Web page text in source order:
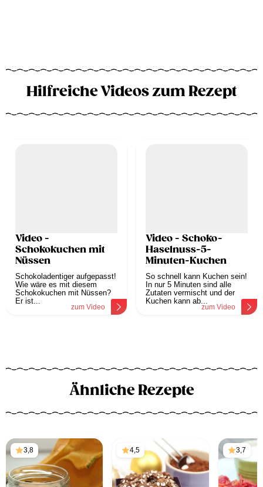
Hilfreiche Videos zum Rezept
Video -
Schokokuchen mit
Nüssen
Schokoladentiger aufgepasst!
Wie wäre es mit diesem
Schokokuchen mit Nüssen?
Er ist...
zum Video
Video - Schoko-
Haselnuss-5-
Minuten-Kuchen
So schnell kann Kuchen sein!
In nur 5 Minuten sind alle
Zutaten vermischt und der
Kuchen kann ab...
zum Video
Ähnliche Rezepte
3,8 4,5 3,7